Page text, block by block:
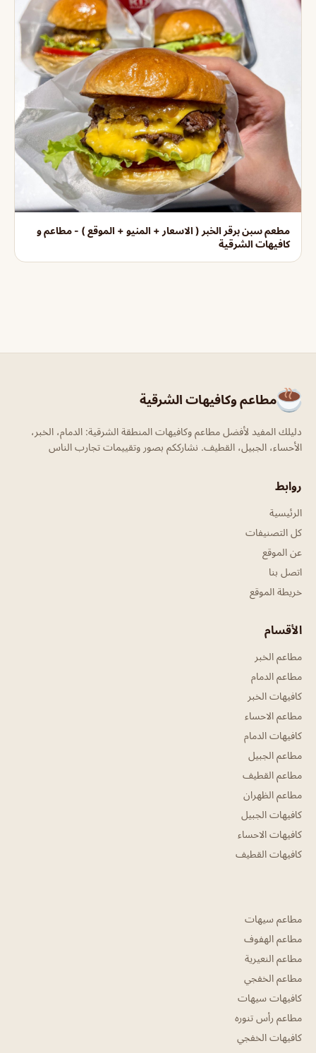
مطعم سبن برقر الخبر ( الاسعار + المنيو + الموقع ) - مطاعم و
كافيهات الشرقية
مطاعم وكافيهات الشرقية
دليلك المفيد لأفضل مطاعم وكافيهات المنطقة الشرقية: الدمام، الخبر،
الأحساء، الجبيل، القطيف. نشارككم بصور وتقييمات تجارب الناس
روابط
الرئيسية
كل التصنيفات
عن الموقع
اتصل بنا
خريطة الموقع
الأقسام
مطاعم الخبر
مطاعم الدمام
كافيهات الخبر
مطاعم الاحساء
كافيهات الدمام
مطاعم الجبيل
مطاعم القطيف
مطاعم الظهران
كافيهات الجبيل
كافيهات الاحساء
كافيهات القطيف
مطاعم سيهات
مطاعم الهفوف
مطاعم النعيرية
مطاعم الخفجي
كافيهات سيهات
مطاعم رأس تنوره
كافيهات الخفجي